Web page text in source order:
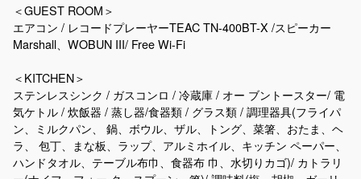
＜GUEST ROOM＞
エアコン / レコードプレーヤーTEAC TN-400BT-X /スピーカー
Marshall、WOBUN III/ Free Wi-Fi
＜KITCHEN＞
ステンレスシンク / ガスコンロ / 冷蔵庫 / オー ブントースター/ 電
気ケトル / 炊飯器 / 蒸し器/食器類 / グラス類 / 調理器具(フライパ
ン、ミルクパン、 鍋、ボウル、ザル、トング、菜箸、おたま、ヘ
ラ、 包丁、まな板、ラップ、アルミホイル、キッチン ペーパー、
ハンドタオル、テーブル布巾、食器布 巾、水切りカゴ)/ カトラリ